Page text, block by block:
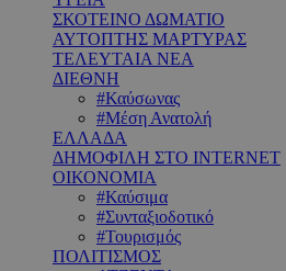
ΣΚΟΤΕΙΝΟ ΔΩΜΑΤΙΟ
ΑΥΤΟΠΤΗΣ ΜΑΡΤΥΡΑΣ
ΤΕΛΕΥΤΑΙΑ ΝΕΑ
ΔΙΕΘΝΗ
#Καύσωνας
#Μέση Ανατολή
ΕΛΛΑΔΑ
ΔΗΜΟΦΙΛΗ ΣΤΟ INTERNET
ΟΙΚΟΝΟΜΙΑ
#Καύσιμα
#Συνταξιοδοτικό
#Τουρισμός
ΠΟΛΙΤΙΣΜΟΣ